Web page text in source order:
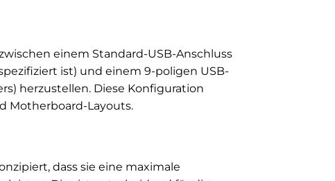
einem Standard-USB-Anschluss
ist) und einem 9-poligen USB-
herzustellen. Diese Konfiguration
Motherboard-Layouts.
dass sie eine maximale